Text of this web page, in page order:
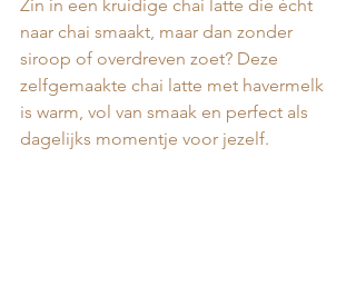
Zin in een kruidige chai latte die écht
naar chai smaakt, maar dan zonder
siroop of overdreven zoet? Deze
zelfgemaakte chai latte met havermelk
is warm, vol van smaak en perfect als
dagelijks momentje voor jezelf.